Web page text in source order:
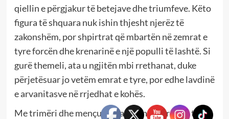
qiellin e përgjakur të betejave dhe triumfeve. Këto
figura të shquara nuk ishin thjesht njerëz të
zakonshëm, por shpirtrat që mbartën në zemrat e
tyre forcën dhe krenarinë e një populli të lashtë. Si
gurë themeli, ata u ngjitën mbi rrethanat, duke
përjetësuar jo vetëm emrat e tyre, por edhe lavdinë
e arvanitasve në rrjedhat e kohës.
Me trimëri dhe mençuri, ata u bënë mbrojtës të